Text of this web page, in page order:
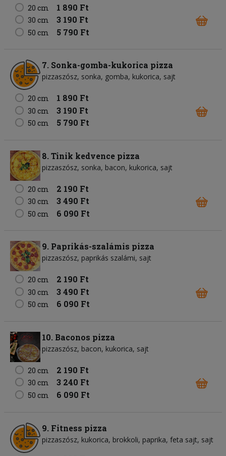
20 cm 1 890 Ft
30 cm 3 190 Ft
50 cm 5 790 Ft
7. Sonka-gomba-kukorica pizza
pizzaszósz sonka gomba kukorica sajt
20 cm 1 890 Ft
30 cm 3 190 Ft
50 cm 5 790 Ft
8. Tinik kedvence pizza
pizzaszósz sonka bacon kukorica sajt
20 cm 2 190 Ft
30 cm 3 490 Ft
50 cm 6 090 Ft
9. Paprikás-szalámis pizza
pizzaszósz paprikás szalámi sajt
20 cm 2 190 Ft
30 cm 3 490 Ft
50 cm 6 090 Ft
10. Baconos pizza
pizzaszósz bacon kukorica sajt
20 cm 2 190 Ft
30 cm 3 240 Ft
50 cm 6 090 Ft
9. Fitness pizza
pizzaszósz kukorica brokkoli paprika feta sajt sajt